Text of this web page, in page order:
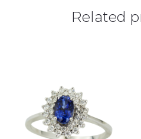
Related